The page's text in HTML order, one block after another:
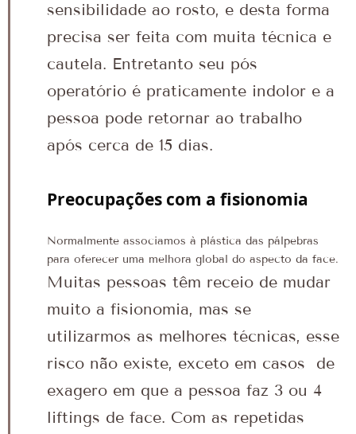
sensibilidade ao rosto, e desta forma
precisa ser feita com muita técnica e
cautela. Entretanto seu pós
operatório é praticamente indolor e a
pessoa pode retornar ao trabalho
após cerca de 15 dias.
Preocupações com a fisionomia
Normalmente associamos à plástica das pálpebras
para oferecer uma melhora global do aspecto da face.
Muitas pessoas têm receio de mudar
muito a fisionomia, mas se
utilizarmos as melhores técnicas, esse
risco não existe, exceto em casos de
exagero em que a pessoa faz 3 ou 4
liftings de face. Com as repetidas